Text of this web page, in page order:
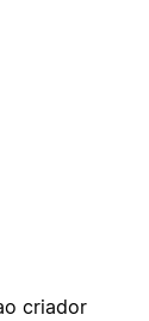
criador